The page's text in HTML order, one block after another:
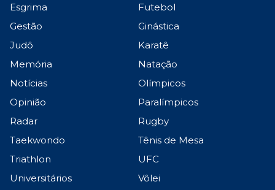
Esgrima
Futebol
Gestão
Ginástica
Judô
Karatê
Memória
Natação
Notícias
Olímpicos
Opinião
Paralímpicos
Radar
Rugby
Taekwondo
Tênis de Mesa
Triathlon
UFC
Universitários
Vôlei